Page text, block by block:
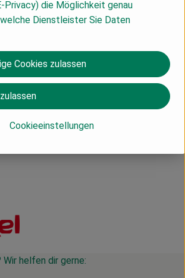
Wir helfen dir gerne:
Privacy) die Möglichkeit genau
Dienstleister Sie Daten
Cookieeinstellungen
Cookies zulassen